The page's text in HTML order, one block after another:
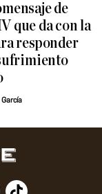
de
que da con la
responder